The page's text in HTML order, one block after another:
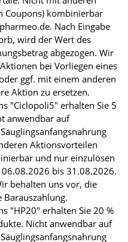
Coupons) kombinierbar
Nach Eingabe
wird der Wert des
abgezogen. Wir
bei Vorliegen eines
ggf. mit einem anderen
Aktion zu ersetzen.
"Ciclopoli5" erhalten Sie 5
anwendbar auf
Aktionsvorteilen
und nur einzulösen
bis 31.08.2026.
behalten uns vor, die
"HP20" erhalten Sie 20 %
Nicht anwendbar auf